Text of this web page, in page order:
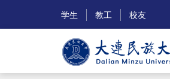
学生 教工 校友